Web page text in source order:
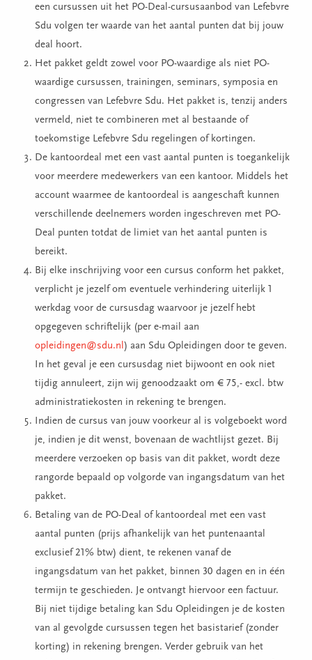
een cursussen uit het PO-Deal-cursusaanbod van Lefebvre
Sdu volgen ter waarde van het aantal punten dat bij jouw
deal hoort.
Het pakket geldt zowel voor PO-waardige als niet PO-
waardige cursussen, trainingen, seminars, symposia en
congressen van Lefebvre Sdu. Het pakket is, tenzij anders
vermeld, niet te combineren met al bestaande of
toekomstige Lefebvre Sdu regelingen of kortingen.
De kantoordeal met een vast aantal punten is toegankelijk
voor meerdere medewerkers van een kantoor. Middels het
account waarmee de kantoordeal is aangeschaft kunnen
verschillende deelnemers worden ingeschreven met PO-
Deal punten totdat de limiet van het aantal punten is
bereikt.
Bij elke inschrijving voor een cursus conform het pakket,
verplicht je jezelf om eventuele verhindering uiterlijk 1
werkdag voor de cursusdag waarvoor je jezelf hebt
opgegeven schriftelijk (per e-mail aan
opleidingen@sdu.nl) aan Sdu Opleidingen door te geven.
In het geval je een cursusdag niet bijwoont en ook niet
tijdig annuleert, zijn wij genoodzaakt om € 75,- excl. btw
administratiekosten in rekening te brengen.
Indien de cursus van jouw voorkeur al is volgeboekt word
je, indien je dit wenst, bovenaan de wachtlijst gezet. Bij
meerdere verzoeken op basis van dit pakket, wordt deze
rangorde bepaald op volgorde van ingangsdatum van het
pakket.
Betaling van de PO-Deal of kantoordeal met een vast
aantal punten (prijs afhankelijk van het puntenaantal
exclusief 21% btw) dient, te rekenen vanaf de
ingangsdatum van het pakket, binnen 30 dagen en in één
termijn te geschieden. Je ontvangt hiervoor een factuur.
Bij niet tijdige betaling kan Sdu Opleidingen je de kosten
van al gevolgde cursussen tegen het basistarief (zonder
korting) in rekening brengen. Verder gebruik van het